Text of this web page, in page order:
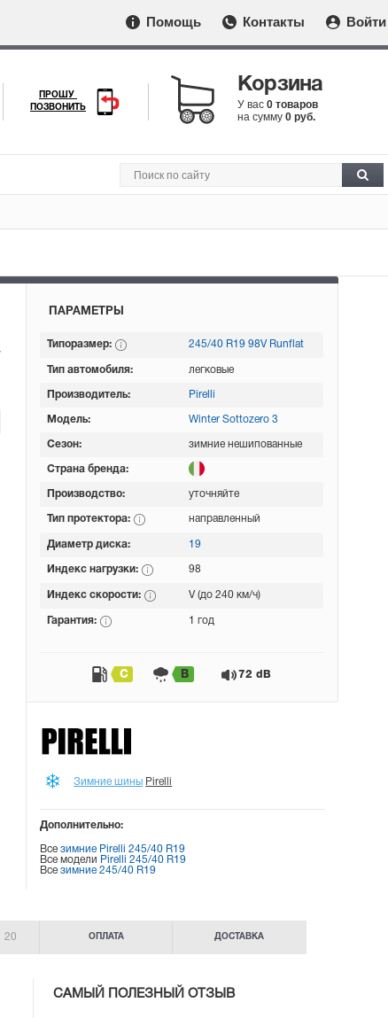
Помощь Контакты Войти
ПРОШУ
ПОЗВОНИТЬ
Корзина
У вас 0 товаров
на сумму 0 руб.
ПАРАМЕТРЫ
Типоразмер: 245/40 R19 98V Runflat
Тип автомобиля: легковые
Производитель: Pirelli
Модель: Winter Sottozero 3
Сезон: зимние нешипованные
Страна бренда:
Производство: уточняйте
Тип протектора: направленный
Диаметр диска: 19
Индекс нагрузки: 98
Индекс скорости: V (до 240 км/ч)
Гарантия: 1 год
C B 72 dB
Зимние шины Pirelli
Дополнительно:
Всезимние Pirelli 245/40 R19
Все модели Pirelli 245/40 R19
Всезимние 245/40 R19
20 ОПЛАТА ДОСТАВКА
САМЫЙ ПОЛЕЗНЫЙ ОТЗЫВ